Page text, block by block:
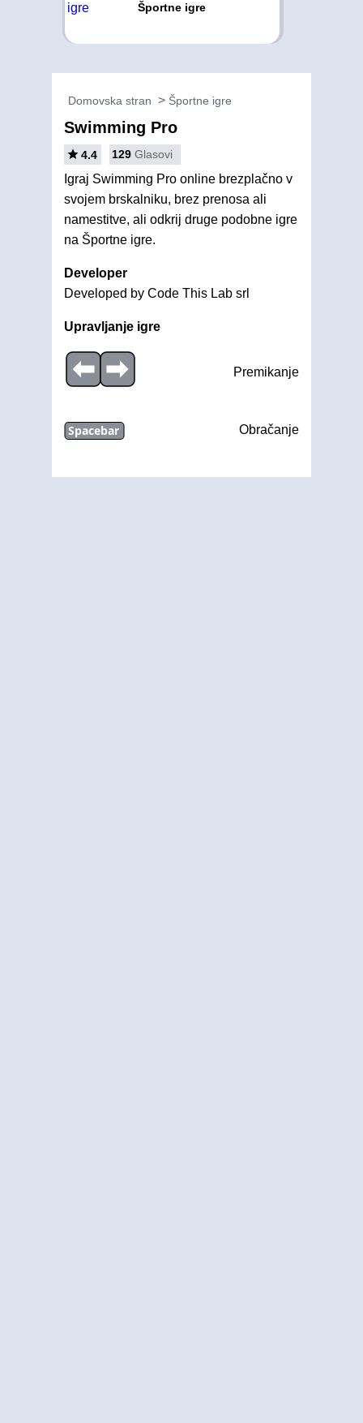
Športne igre
Domovska stran Športne igre
Swimming Pro
4.4 129 Glasovi
Igraj Swimming Pro online brezplačno v
svojem brskalniku, brez prenosa ali
namestitve, ali odkrij druge podobne igre
na Športne igre.
Developer
Developed by Code This Lab srl
Upravljanje igre
Premikanje
Spacebar Obračanje